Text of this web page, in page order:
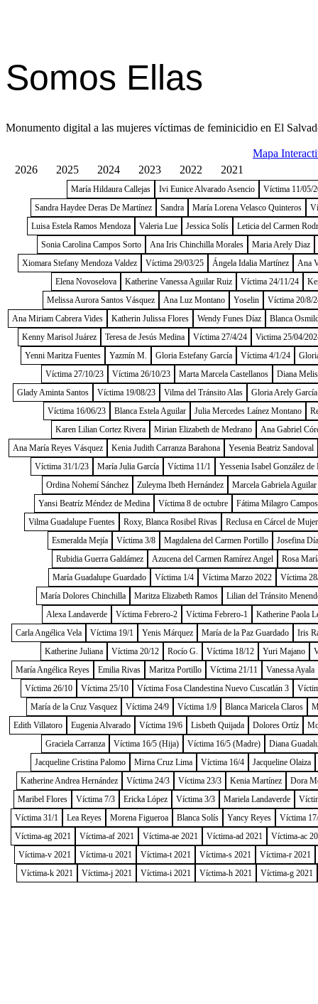
Somos Ellas
Monumento digital a las mujeres víctimas de feminicidio en El
Mapa
2026
2025 2024 2023 2022 2021
María Hildaura Callejas Ivi Eunice Alvarado Asencio
Víctima 11/05/
Sandra Haydee Deras De Martínez
Sandra María Lorena Velasco Quinteros
Luisa Estela Ramos Mendoza
Valeria Lue Jessica Solís
Leticia del Carmen
Sonia Carolina Campos Sorto
Ana Iris Chinchilla Morales
Maria Arely Diaz
Xiomara Stefany Mendoza Valdez
Víctima 29/03/25 Ángela Idalia Martínez
Ana
Elena Novoselova
Katherine Vanessa Aguilar Ruiz Víctima 24/11/24
Melissa Aurora Santos Vásquez
Ana Luz Montano Yoselin
Víctima 20/8/
Ana Miriam Cabrera Vides
Katherin Julissa Flores Wendy Funes Díaz
Blanca
Kenny Marisol Juárez
Teresa de Jesús Medina Víctima 27/4/24
Victima 25/04/
Yenni Maritza Fuentes
Yazmín M. Gloria Estefany García Víctima 4/1/24
Víctima 27/10/23
Víctima 26/10/23 Marta Marcela Castellanos
Diana
Glady Aminta Santos
Víctima 19/08/23 Vilma del Tránsito Alas
Gloria Arely García
Víctima 16/06/23
Blanca Estela Aguilar Julia Mercedes Laínez Montano
Karen Lilian Cortez Rivera
Mirian Elizabeth de Medrano
Ana Gabriel
Ana María Reyes Vásquez
Kenia Judith Carranza Barahona
Yesenia Beatriz Sandoval
Víctima 31/1/23
María Julia García Víctima 11/1
Yessenia Isabel González
Ordina Nohemí Sánchez
Zuleyma Ibeth Hernández
Marcela Gabriela Aguilar
Yansi Beatríz Méndez de Medina
Víctima 8 de octubre
Fátima Milagro Campos
Vilma Guadalupe Fuentes
Roxy, Blanca Rosibel Rivas
Reclusa en Cárcel de
Esmeralda Mejía
Víctima 3/8 Magdalena del Carmen Portillo
Josefina
Rubidia Guerra Galdámez
Azucena del Carmen Ramírez Angel
Rosa
María Guadalupe Guardado
Víctima 1/4 Víctima Marzo 2022
Víctima
María Dolores Chinchilla
Maritza Elizabeth Ramos
Lilian del Tránsito
Alexa Landaverde
Víctima Febrero-2 Víctima Febrero-1
Katherine Paola
Carla Angélica Vela
Víctima 19/1 Yenis Márquez María de la Paz Guardado
Iris
Katherine Juliana
Víctima 20/12 Rocío G. Víctima 18/12 Yuri Majano
María Angélica Reyes
Emilia Rivas Maritza Portillo Víctima 21/11
Vanessa Ayala
Víctima 26/10
Víctima 25/10 Víctima Fosa Clandestina Nuevo Cuscatlán 3
María de la Cruz Vasquez
Víctima 24/9 Víctima 1/9 Blanca Maricela Claros
Edith Villatoro
Eugenia Alvarado Víctima 19/6 Lisbeth Quijada Dolores Ortíz
Graciela Carranza
Víctima 16/5 (Hija) Víctima 16/5 (Madre)
Diana
Jacqueline Cristina Palomo
Mirna Cruz Lima Víctima 16/4
Jacqueline Olaiza
Katherine Andrea Hernández
Víctima 24/3 Víctima 23/3 Kenia Martínez
Dora
Maribel Flores
Víctima 7/3 Ericka López Víctima 3/3 Mariela Landaverde
Víctima 31/1
Lea Reyes Morena Figueroa Blanca Solís Yancy Reyes
Víctima
Víctima-ag 2021
Víctima-af 2021 Víctima-ae 2021 Víctima-ad 2021
Víctima-ac
Víctima-v 2021
Víctima-u 2021 Víctima-t 2021 Víctima-s 2021
Víctima-r 2021
Víctima-k 2021
Víctima-j 2021 Víctima-i 2021 Víctima-h 2021 Víctima-g 2021